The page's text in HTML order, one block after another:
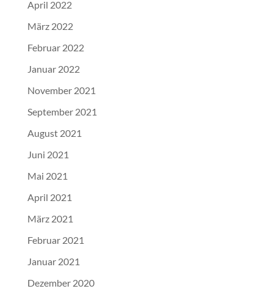
April 2022
März 2022
Februar 2022
Januar 2022
November 2021
September 2021
August 2021
Juni 2021
Mai 2021
April 2021
März 2021
Februar 2021
Januar 2021
Dezember 2020